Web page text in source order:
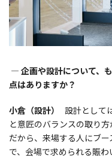
― 企画や設計について、
点はありますか？
小倉（設計）
設計として
と意匠のバランスの取り
だから、来場する人にブ
で、会場で求められる賑